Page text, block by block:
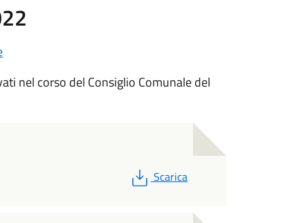
nel corso del Consiglio Comunale del
PDF
Scarica